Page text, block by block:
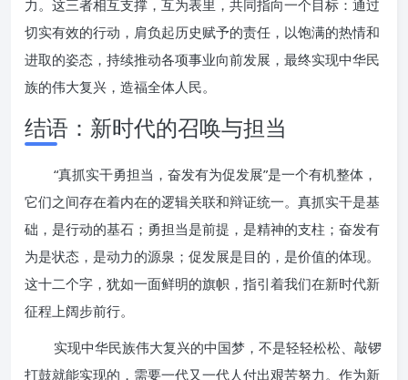
力。这三者相互支撑，互为表里，共同指向一个目标：通过
切实有效的行动，肩负起历史赋予的责任，以饱满的热情和
进取的姿态，持续推动各项事业向前发展，最终实现中华民
族的伟大复兴，造福全体人民。
结语：新时代的召唤与担当
“真抓实干勇担当，奋发有为促发展”是一个有机整体，
它们之间存在着内在的逻辑关联和辩证统一。真抓实干是基
础，是行动的基石；勇担当是前提，是精神的支柱；奋发有
为是状态，是动力的源泉；促发展是目的，是价值的体现。
这十二个字，犹如一面鲜明的旗帜，指引着我们在新时代新
征程上阔步前行。
实现中华民族伟大复兴的中国梦，不是轻轻松松、敲锣
打鼓就能实现的，需要一代又一代人付出艰苦努力。作为新